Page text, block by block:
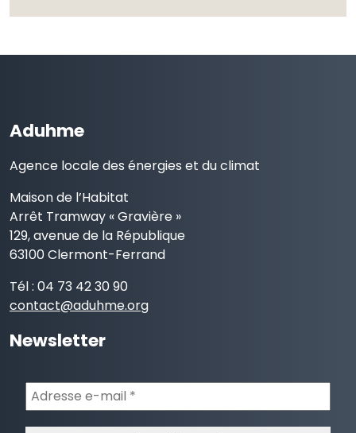
Aduhme
Agence locale des énergies et du climat
Maison de l’Habitat
Arrêt Tramway « Gravière »
129, avenue de la République
63100 Clermont-Ferrand
Tél : 04 73 42 30 90
contact@aduhme.org
Newsletter
Adresse
e-
mail